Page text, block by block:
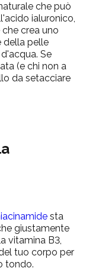
che può
ialuronico,
crea uno
della pelle
Se
(e chi non a
da setacciare
sta
giustamente
vitamina B3,
tuo corpo per
tondo.